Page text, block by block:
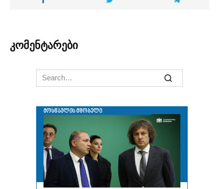
კომენტარები
Search
for: